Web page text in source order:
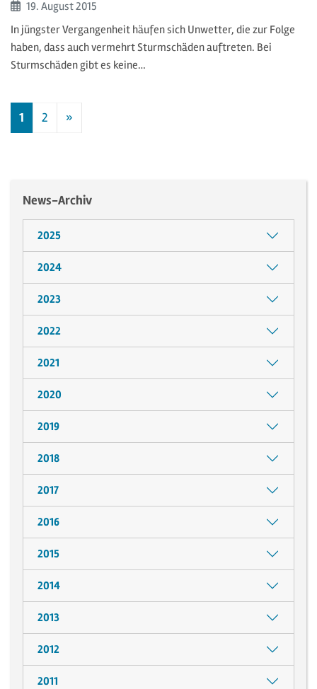
Beginn:
19. August2015
In jüngster Vergangenheit häufen sich Unwetter, die zur Folge
haben, dass auch vermehrt Sturmschäden auftreten. Bei
Sturmschäden gibt es keine…
1 2 »Nächste
News-Archiv
2025
2024
2023
2022
2021
2020
2019
2018
2017
2016
2015
2014
2013
2012
2011